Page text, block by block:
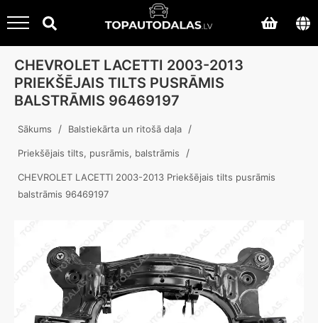
CHEVROLET LACETTI 2003-2013
PRIEKŠĒJAIS TILTS PUSRĀMIS
BALSTRĀMIS 96469197
Sākums / Balstiekārta un ritošā daļa /
Priekšējais tilts, pusrāmis, balstrāmis /
CHEVROLET LACETTI 2003-2013 Priekšējais tilts pusrāmis
balstrāmis 96469197